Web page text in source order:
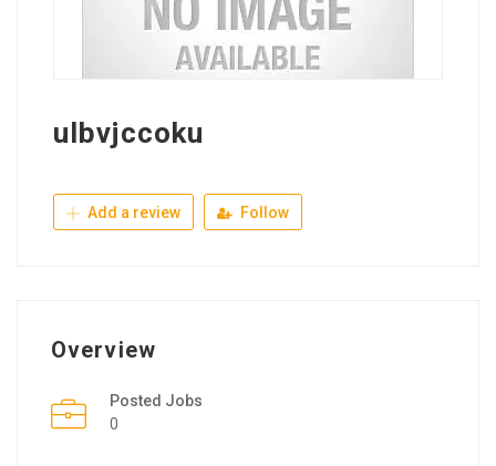
ulbvjccoku
Add a review Follow
Overview
Posted Jobs
0